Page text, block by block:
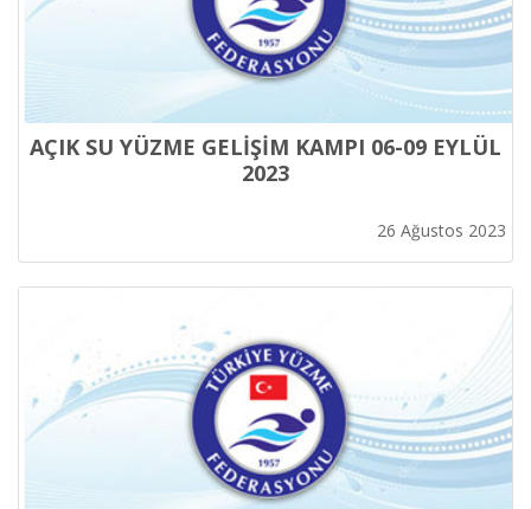
AÇIK SU YÜZME GELİŞİM KAMPI 06-09 EYLÜL
2023
26 Ağustos 2023